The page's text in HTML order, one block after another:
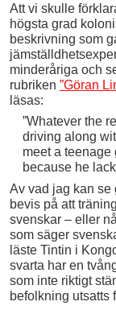
Att vi skulle
högsta grad
beskrivning som
minderåriga och
rubriken ”Göran
läsas:
”Whatever the
driving along
meet a teenage
because he
Av vad jag kan se
bevis på att
svenskar – eller
som säger
läste Tintin i
svarta har en
som inte riktigt
befolkning utsatts